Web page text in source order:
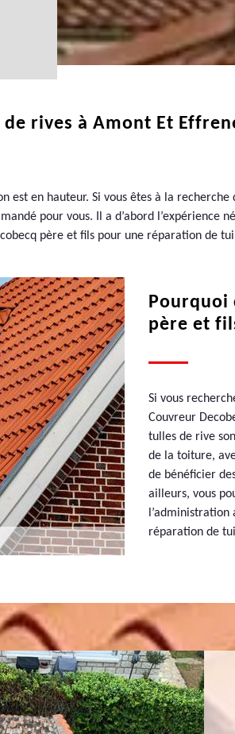
rives à Amont Et
en hauteur. Si vous êtes à la
pour vous. Il a d’abord l’expérience
père et fils pour une réparation de
Pourquoi
père et
Si vous
Couvreur
tulles de rive
de la toiture,
de bénéficier
ailleurs, vous
réparation de